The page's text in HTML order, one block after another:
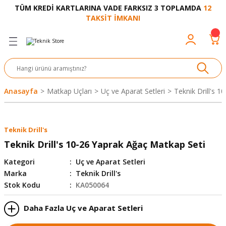
TÜM KREDİ KARTLARINA VADE FARKSIZ 3 TOPLAMDA 12
TAKSİT İMKANI
Geri Dön
Geri Dön
Bot
Geri Dön
ve Aksesuar
Makinesi
Geri Dön
Makinesi
Geri Dön
Geri Dön
Bantlar
Geri Dön
Geri Dön
ve Ürünleri
Cobot
Geri Dön
ve Aksesuarı
Anasayfa Matkap Uçları Uç ve Aparat Setleri Teknik Drill's
Teknik Drill's
Teknik Drill's 10-26 Yaprak Ağaç Matkap Seti
Kategori
Uç ve Aparat Setleri
Marka
Teknik Drill's
Stok Kodu
KA050064
Daha Fazla Uç ve Aparat Setleri